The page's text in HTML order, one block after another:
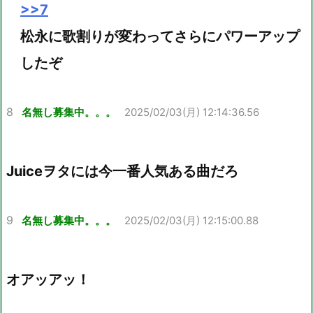
>>7
松永に歌割りが変わってさらにパワーアップ
したぞ
8 名無し募集中。。。 2025/02/03(月) 12:14:36.56
Juiceヲタには今一番人気ある曲だろ
9 名無し募集中。。。 2025/02/03(月) 12:15:00.88
オアッアッ！